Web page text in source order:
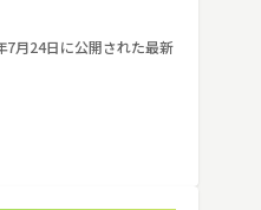
月24日に公開された最新